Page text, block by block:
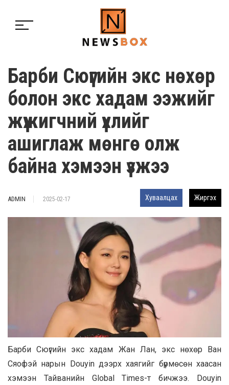
Барби Сюүгийн экс нөхөр
болон экс хадам ээжийг
жүжигчний үхлийг
ашиглаж мөнгө олж
байна хэмээн үзжээ
ADMIN 2025-02-17 Хуваалцах Жиргэх
Барби Сюүгийн экс хадам Жан Лан, экс нөхөр Ван
Сяофэй нарын Douyin дээрх хаягийг бүрмөсөн хаасан
хэмээн Тайванийн Global Times-т бичжээ. Douyin